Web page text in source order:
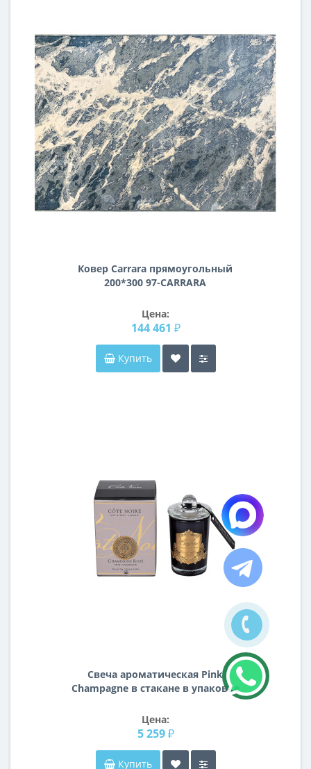
Ковер Carrara прямоугольный
200*300 97-CARRARA
Цена:
144 461 ₽
Купить
Свеча ароматическая Pink
Champagne в стакане в упаковке
Цена:
5 259 ₽
Купить